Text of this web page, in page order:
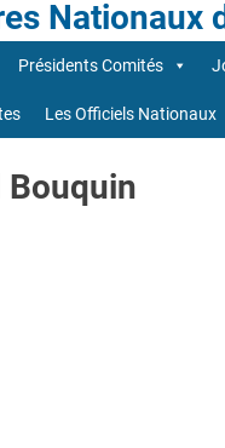
Nationaux
Présidents Comités
Les Officiels Nationaux
Bouquin